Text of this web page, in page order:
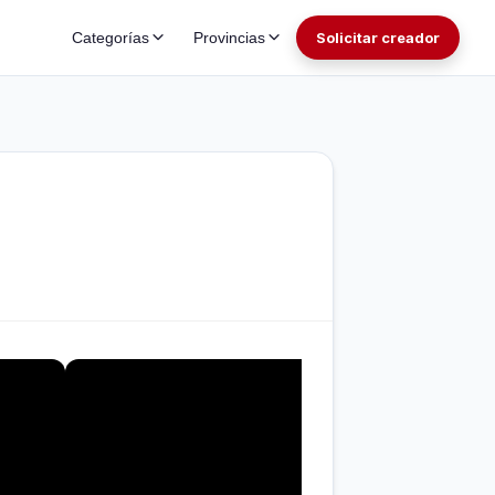
Categorías Provincias Solicitar creador